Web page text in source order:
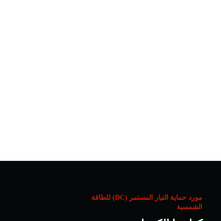
مورد حماية التيار المستمر (DC) للطاقة
الشمسية